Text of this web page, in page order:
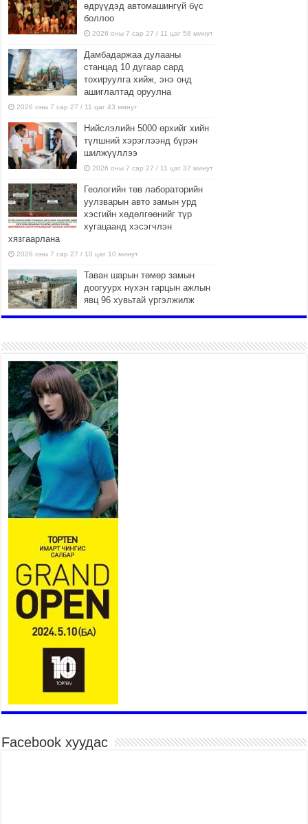
өдрүүдэд автомашингүй бүс
боллоо
2026 оны 7 сар 27 / 11 цаг 58 минут
Дамбадаржаа дулааны
станцад 10 дугаар сард
тохируулга хийж, энэ онд
ашиглалтад оруулна
2026 оны 7 сар 27 / 11 цаг 43 минут
Нийслэлийн 5000 өрхийг хийн
түлшний хэрэглээнд бүрэн
шилжүүллээ
2026 оны 7 сар 27 / 11 цаг 37 минут
Геологийн төв лабораторийн
уулзварын авто замын урд
хэсгийн хөдөлгөөнийг түр
хугацаанд хэсэгчлэн
хязгаарлана
2026 оны 7 сар 27 / 10 цаг 10 минут
Таван шарын төмөр замын
доогуурх нүхэн гарцын ажлын
явц 96 хувьтай үргэлжилж
Нийслэлийн харьяа амаржих
газруудыг “Эх, хүүхдийн төв”
болгон өргөтгөнө
2026 оны 7 сар 27 / 9 цаг 58 минут
ТӨВ АЙМАГТ ӨВЛИЙН
БЭЛТГЭЛ АЖИЛ 80 ХУВЬТАЙ
ҮРГЭЛЖИЛЖ БАЙНА
2026 оны 7 сар 27 / 9 цаг 51 минут
“Хөдөө аж ахуй, хөдөөгийн
хөгжил төслийн 2 дахь шат”
төслийн хүрээнд 4 банктай
дамжуулан зээлдүүлэх гэрээ
байгууллаа
2026 оны 7 сар 27 / 9 цаг 40 минут
УИХ-ын гишүүн С.Зулпхар: Иргэдийн санал
хууль тогтоох үйл ажиллагааны чухал үндэс
2026 оны 7 сар 27 / 9 цаг 19 минут
Ерөнхий хяналтын хоёр удаагийн сонсголд 345
хүн оролцжээ
2026 оны 7 сар 27 / 9 цаг 13 минут
Хянан шалгах түр хорооны нотлох баримттай
нээлттэй танилцах боломжтой боллоо.
2026 оны 7 сар 23 / 15 цаг 58 минут
Дүүжин замын тээвэр энэ оны 12 дугаар сард
ашиглалтад бүрэн орно
Агаарын бохирдлыг бууруулах бодлогын
Facebook хуудас